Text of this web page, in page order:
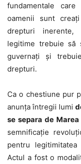
fundamentale
oamenii sunt
drepturi inerente,
legitime trebuie să
guvernați și
drepturi.
Ca o chestiune pur
anunța întregii lumi
se separa de
semnificație
pentru
Actul a fost o